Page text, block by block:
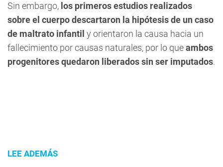
Sin embargo, los primeros estudios realizados
sobre el cuerpo descartaron la hipótesis de un caso
de maltrato infantil y orientaron la causa hacia un
fallecimiento por causas naturales, por lo queambos
progenitores quedaron liberados sin ser imputados.
LEE ADEMÁS